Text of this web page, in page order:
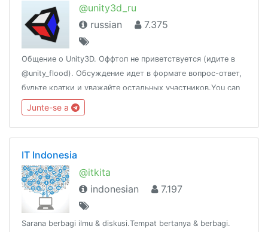
@unity3d_ru
russian
7.375
Общение о Unity3D. Оффтоп не приветствуется (идите в
@unity_flood). Обсуждение идет в формате вопрос-ответ,
будьте кратки и уважайте остальных участников.You can
also speak English.Новости: @unity_newsПолезные ссылки:
http://t.me/unity3d_ru/156562
Junte-se a
IT Indonesia
@itkita
indonesian
7.197
Sarana berbagi ilmu & diskusi.Tempat bertanya & berbagi.